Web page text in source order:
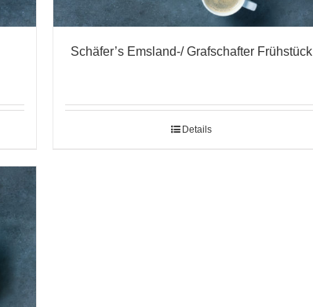
Schäfer’s Emsland-/ Grafschafter Frühstück
Details